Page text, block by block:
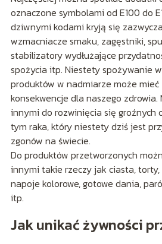
oznaczone symbolami od E100 do
dziwnymi kodami kryją się
wzmacniacze smaku, zagęstniki,
stabilizatory wydłużające
spożycia itp. Niestety spożywanie
produktów w nadmiarze może
konsekwencje dla naszego
innymi do rozwinięcia się groźnych
tym raka, który niestety dziś jest
zgonów na świecie.
Do produktów przetworzonych
innymi takie rzeczy jak ciasta, torty,
napoje kolorowe, gotowe dania,
itp.
Jak unikać żywności